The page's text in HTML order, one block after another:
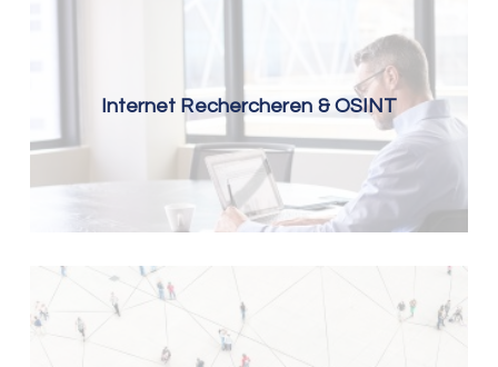
Internet Rechercheren & OSINT